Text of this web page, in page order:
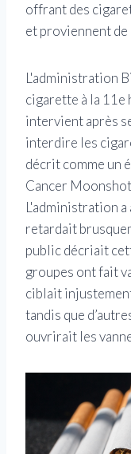
offrant des
et proviennent de
L'administration
cigarette à la 11e
intervient après
interdire les
décrit comme un
Cancer
L'administration
retardait
public décriait
groupes ont fait
ciblait
tandis que
ouvrirait les